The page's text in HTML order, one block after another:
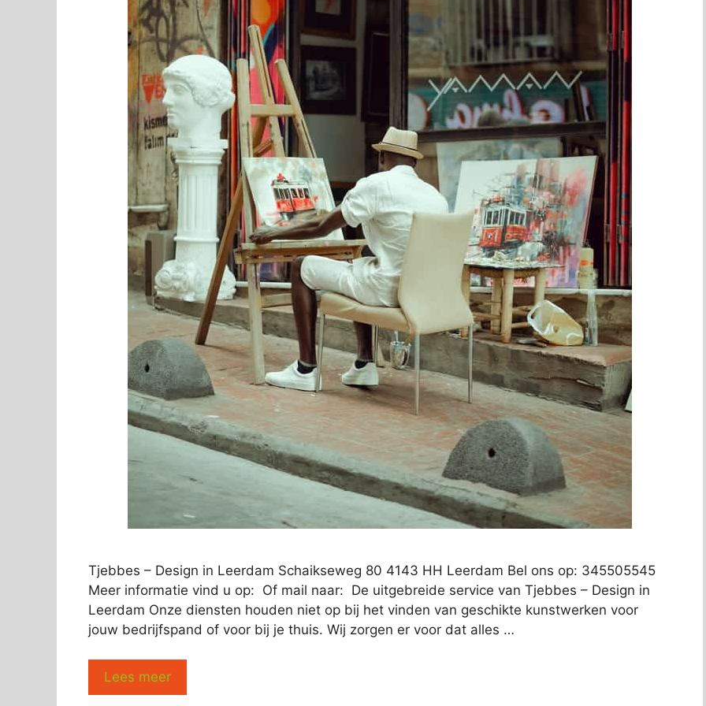
Tjebbes – Design in Leerdam Schaikseweg 80 4143 HH Leerdam Bel ons op: 345505545
Meer informatie vind u op: Of mail naar: De uitgebreide service van Tjebbes – Design in
Leerdam Onze diensten houden niet op bij het vinden van geschikte kunstwerken voor
jouw bedrijfspand of voor bij je thuis. Wij zorgen er voor dat alles …
Lees meer